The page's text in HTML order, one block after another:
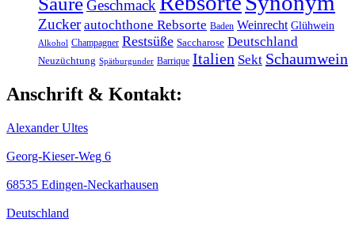
Geschmack
Zucker autochthone Rebsorte Baden Weinrecht Glühwein
Alkohol Champagner Restsüße Saccharose Deutschland
Neuzüchtung Spätburgunder Barrique Italien Sekt Schaumwein
Anschrift & Kontakt:
Alexander Ultes
Georg-Kieser-Weg 6
68535 Edingen-Neckarhausen
Deutschland